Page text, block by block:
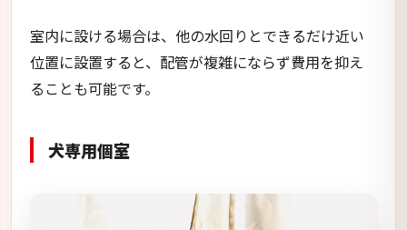
室内に設ける場合は、他の水回りとできるだけ近い
位置に設置すると、配管が複雑にならず費用を抑え
ることも可能です。
犬専用個室